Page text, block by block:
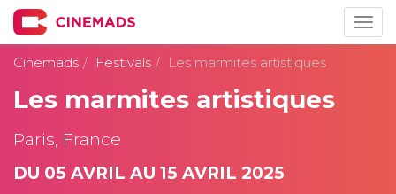
Cinemads
Festivals Les marmites artistiques
Les marmites artistiques
Paris, France
DU 05 AVRIL AU 15 AVRIL 2025